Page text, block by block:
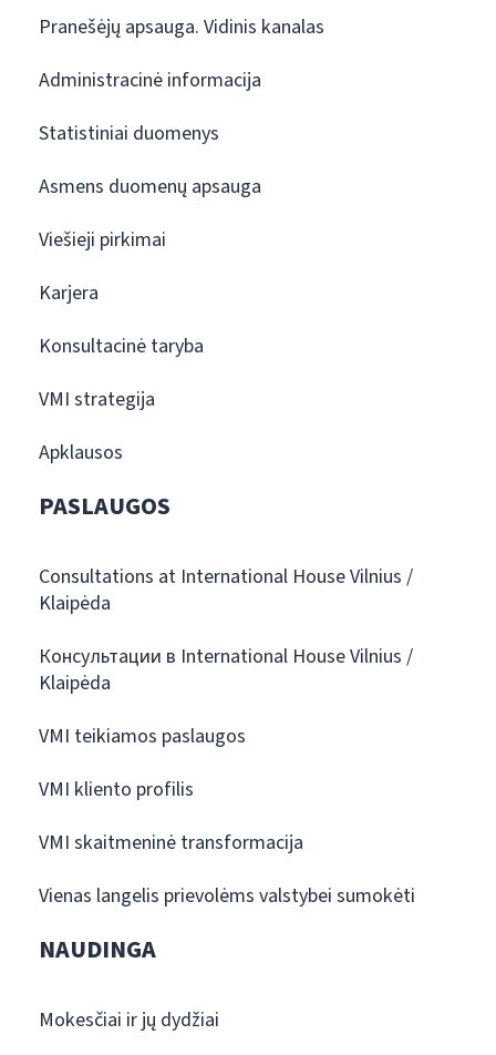
Pranešėjų apsauga. Vidinis kanalas
Administracinė informacija
Statistiniai duomenys
Asmens duomenų apsauga
Viešieji pirkimai
Karjera
Konsultacinė taryba
VMI strategija
Apklausos
PASLAUGOS
Consultations at International House Vilnius /
Klaipėda
Консультации в International House Vilnius /
Klaipėda
VMI teikiamos paslaugos
VMI kliento profilis
VMI skaitmeninė transformacija
Vienas langelis prievolėms valstybei sumokėti
NAUDINGA
Mokesčiai ir jų dydžiai